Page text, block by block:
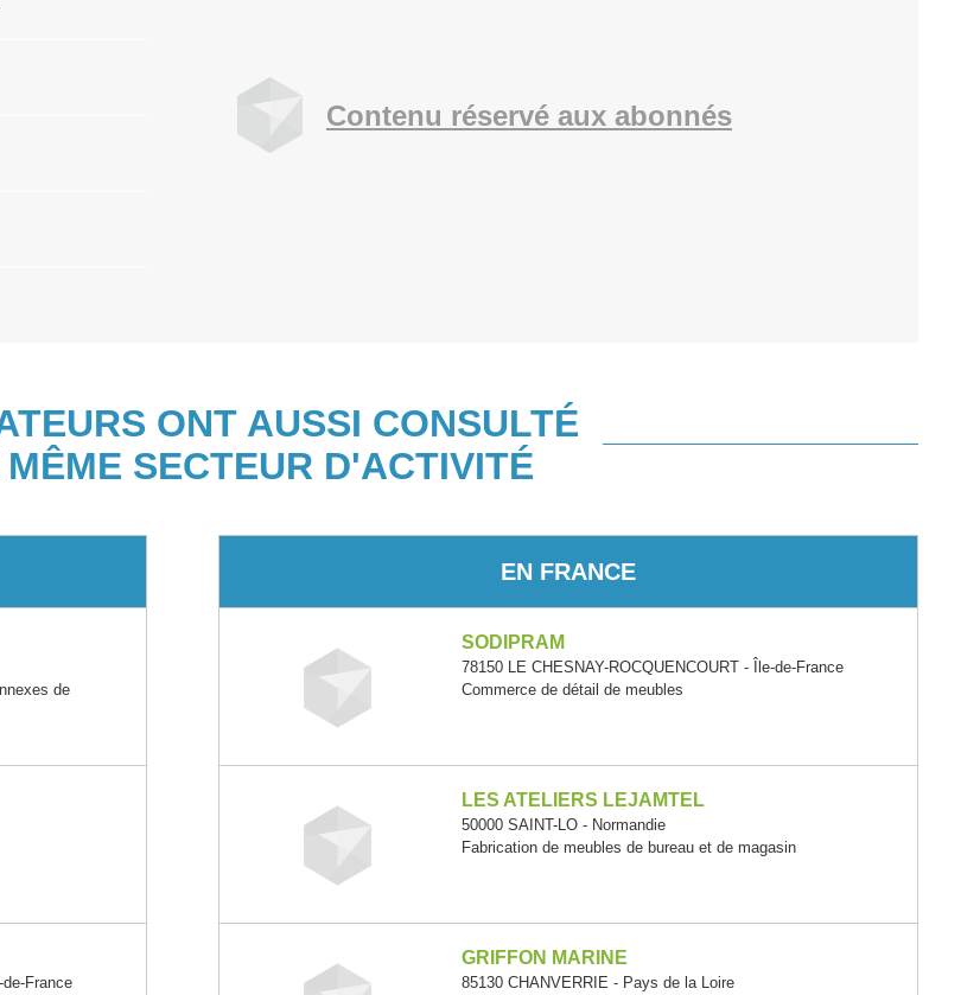
Contenu réservé aux abonnés
ONT AUSSI CONSULTÉ
SECTEUR D'ACTIVITÉ
de
France
EN FRANCE
SODIPRAM
78150 LE CHESNAY-ROCQUENCOURT - Île-de-France
Commerce de détail de meubles
LES ATELIERS LEJAMTEL
50000 SAINT-LO - Normandie
Fabrication de meubles de bureau et de magasin
GRIFFON MARINE
85130 CHANVERRIE - Pays de la Loire